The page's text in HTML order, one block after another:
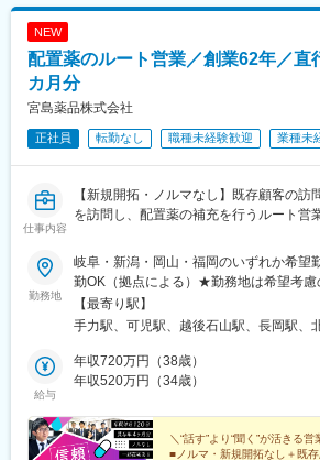
断を事業の柱とする医療機器グループで
り国内トップクラスのシェアを有し、全
関に導入実績があります。
同社サクラエンジニアリングは、グルー
門に担い、医療現場が安全に機器を使い
います。
医療インフラを支える事業特性から、景
く、安定した需要がある点が大きな特長
変更の範囲：会社の定める業務
（電子カルテ、レセプト、画像管理、患
・AI・音声対応の歯周病検査システム
・その他オプション製品
■入社後の流れ：
いただきます。
3ヶ月の研修後も先輩社員がしっかりとサ
■インセンティブ：
社歴・年齢・学歴・性別、一切関係あり
実力と成果で評価する独自の評価制度を
～300万円の追加報酬を設定しています。
医療DX推進を背景に需要が高く、一件あ
参考例.
・中途入社1年目20代／年収580万円（未
・中途入社2年目20代／年収760万円（未
て上下する可能性があります。月給(月
NEW
配置薬のルート営業／創業62年／直
カ月分
宮島薬品株式会社
正社員 転勤なし 職種未経験歓迎 業種未
仕事内容
【新規開拓・ノルマなし】既存顧客の訪
を訪問し、配置薬の補充を行うルート営
勤務地
岐阜・新潟・岡山・福岡のいずれか希
勤OK（拠点による）★勤務地は希望考慮
点の住所＞■岐阜営業所：岐阜県羽島郡
2F■岐阜可児営業所：岐阜県可児市徳野南
1F■新潟長岡営業所：新潟県長岡市大島
所：岡山県岡山市北区西長瀬261-101■福
【最寄り駅】
手力駅、可児駅、越後石山駅、長岡駅、
給与
年収720万円（38歳）
年収520万円（34歳）
＼“話す”より“聞く”が活きる営
■ノルマ・新規開拓なし＋既